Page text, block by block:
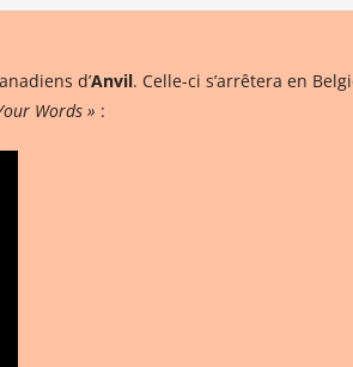
d’Anvil. Celle-ci s’arrêtera en
Words » :